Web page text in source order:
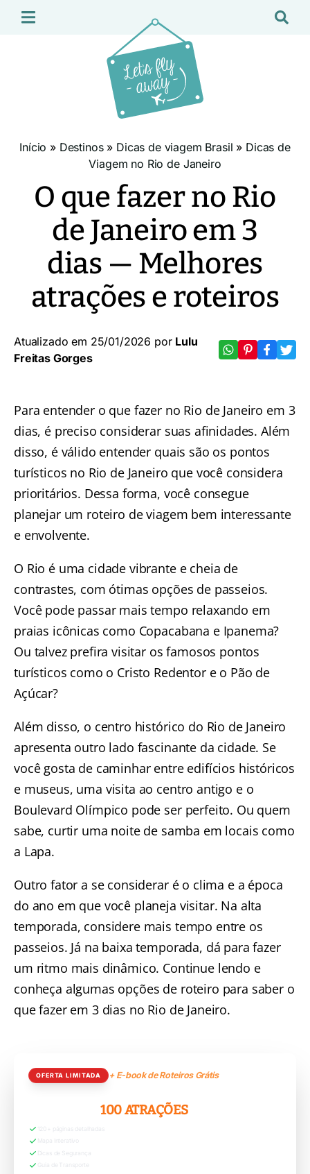
Início » Destinos» Dicas de viagem Brasil » Dicas de
Viagem no Rio de Janeiro
O que fazer no Rio
de Janeiro em 3
dias — Melhores
atrações e roteiros
Atualizado em 25/01/2026 por Lulu
Freitas Gorges
Para entender o que fazer no Rio de Janeiro em 3
dias, é preciso considerar suas afinidades. Além
disso, é válido entender quais são os pontos
turísticos no Rio de Janeiro que você considera
prioritários. Dessa forma, você consegue
planejar um roteiro de viagem bem interessante
e envolvente.
O Rio é uma cidade vibrante e cheia de
contrastes, com ótimas opções de passeios.
Você pode passar mais tempo relaxando em
praias icônicas como Copacabana e Ipanema?
Ou talvez prefira visitar os famosos pontos
turísticos como o Cristo Redentore o Pão de
Açúcar?
Além disso, o centro histórico do Rio de Janeiro
apresenta outro lado fascinante da cidade. Se
você gosta de caminhar entre edifícios históricos
e museus, uma visita ao centro antigo e o
Boulevard Olímpico pode ser perfeito. Ou quem
sabe, curtir uma noite de samba em locais como
a Lapa.
Outro fator a se considerar é o clima e a época
do ano em que você planeja visitar. Na alta
temporada, considere mais tempo entre os
passeios. Já na baixa temporada, dá para fazer
um ritmo mais dinâmico. Continue lendo e
conheça algumas opções de roteiro para saber o
que fazer em 3 dias no Rio de Janeiro.
OFERTA LIMITADA + E-book de Roteiros Grátis
RIO GRÁTIS:100 ATRAÇÕES
120+ páginas detalhadas
Mapa Interativo
Dicas de Segurança
Guia de Transporte